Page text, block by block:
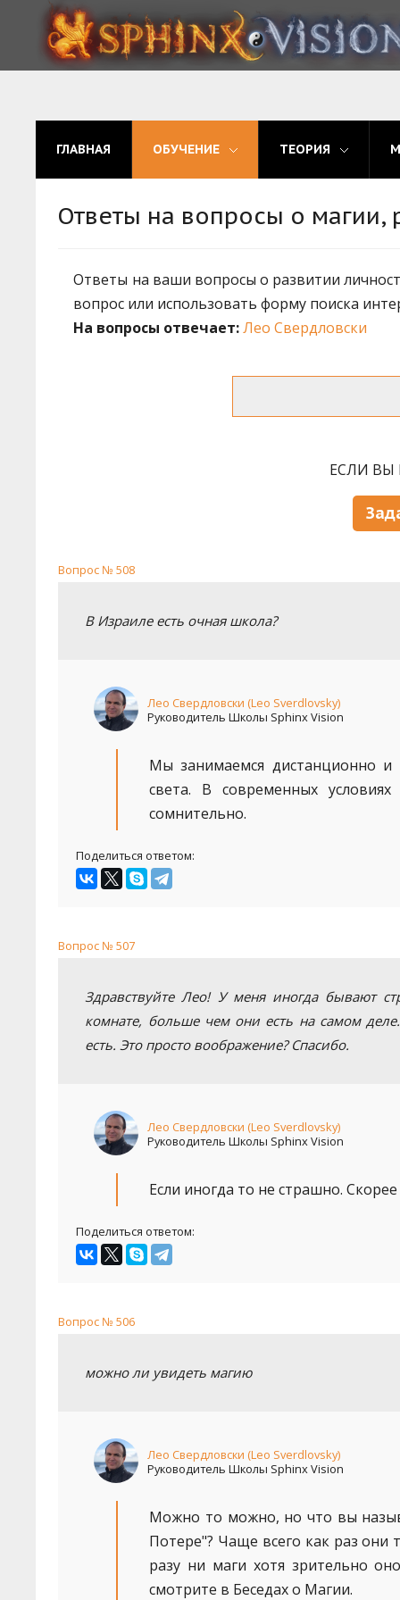
ПОДАТЬ ЗАЯВКУ
ГЛАВНАЯ ОБУЧЕНИЕ ТЕОРИЯ
Ответы на вопросы о магии,
Ответы на ваши вопросы о развитии
вопрос или использовать форму поиска
На вопросы отвечает: Лео Свердловски
ЕСЛИ ВЫ
Вопрос № 508
В Израиле есть очная школа?
Лео Свердловски (Leo Sverdlovsky)
Руководитель Школы Sphinx Vision
Мы занимаемся дистанционно и
света. В современных
сомнительно.
Поделиться ответом:
Вопрос № 507
Здравствуйте Лео! У меня иногда бывают
комнате, больше чем они есть на самом
есть. Это просто воображение? Спасибо.
Лео Свердловски (Leo Sverdlovsky)
Руководитель Школы Sphinx Vision
Если иногда то не страшно.
Поделиться ответом:
Вопрос № 506
можно ли увидеть магию
Лео Свердловски (Leo Sverdlovsky)
Руководитель Школы Sphinx Vision
Можно то можно, но что вы
Потере"? Чаще всего как раз они
разу ни маги хотя зрительно
смотрите в Беседах о Магии.